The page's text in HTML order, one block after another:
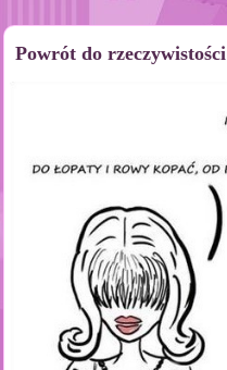
Powrót do rzeczywistości